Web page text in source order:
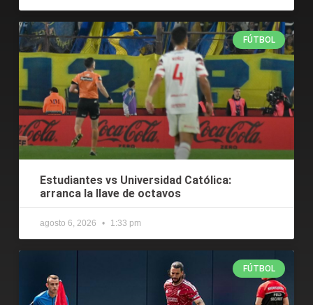
FÚTBOL
Estudiantes vs Universidad Católica:
arranca la llave de octavos
agosto 6, 2026 1:33 pm
FÚTBOL